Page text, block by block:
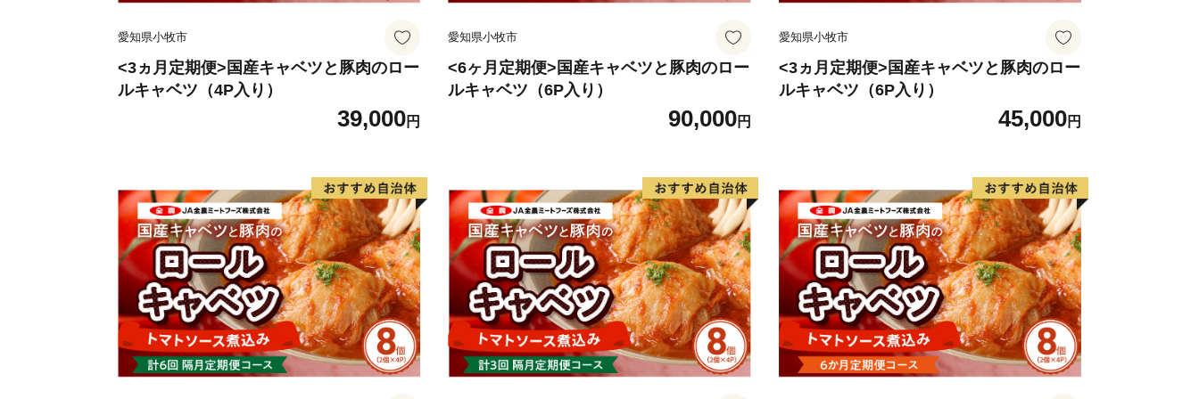
愛知県小牧市
<3ヵ月定期便>国産キャベツと豚肉のロー
ルキャベツ（4P入り）
39,000円
愛知県小牧市
<6ヶ月定期便>国産キャベツと豚肉のロー
ルキャベツ（6P入り）
90,000円
愛知県小牧市
<3ヵ月定期便>国産キャベツと豚肉のロー
ルキャベツ（6P入り）
45,000円